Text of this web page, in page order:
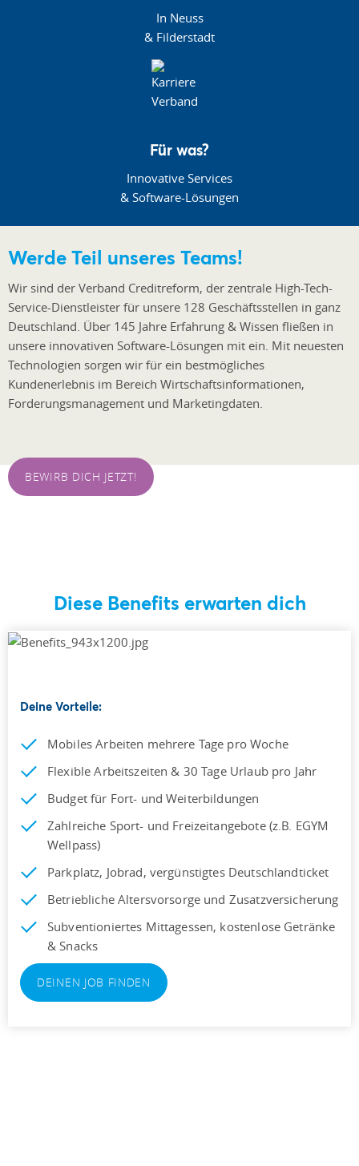
In Neuss
& Filderstadt
Für was?
Innovative Services
& Software-Lösungen
Werde Teil unseres Teams!
Wir sind der Verband Creditreform, der zentrale High-Tech-
Service-Dienstleister für unsere 128 Geschäftsstellen in ganz
Deutschland. Über 145 Jahre Erfahrung & Wissen fließen in
unsere innovativen Software-Lösungen mit ein. Mit neuesten
Technologien sorgen wir für ein bestmögliches
Kundenerlebnis im Bereich Wirtschaftsinformationen,
Forderungsmanagement und Marketingdaten.
BEWIRB DICH JETZT!
Diese Benefits erwarten dich
Deine Vorteile:
Mobiles Arbeiten mehrere Tage pro Woche
Flexible Arbeitszeiten & 30 Tage Urlaub pro Jahr
Budget für Fort- und Weiterbildungen
Zahlreiche Sport- und Freizeitangebote (z.B. EGYM
Wellpass)
Parkplatz, Jobrad, vergünstigtes Deutschlandticket
Betriebliche Altersvorsorge und Zusatzversicherung
Subventioniertes Mittagessen, kostenlose Getränke
& Snacks
DEINEN JOB FINDEN